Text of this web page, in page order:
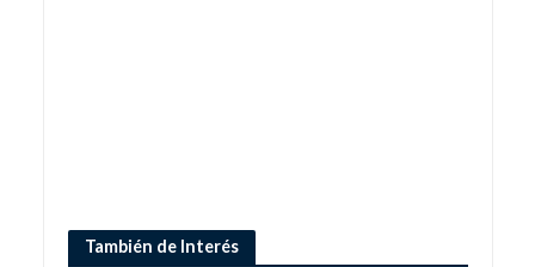
También de Interés